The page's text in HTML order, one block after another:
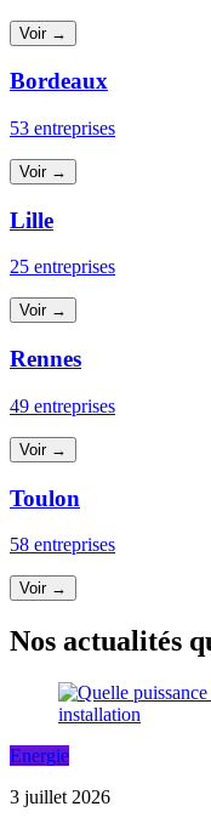
Voir →
Bordeaux
53 entreprises
Voir →
Lille
25 entreprises
Voir →
Rennes
49 entreprises
Voir →
Toulon
58 entreprises
Voir →
Nos actualités
Energie
3 juillet 2026